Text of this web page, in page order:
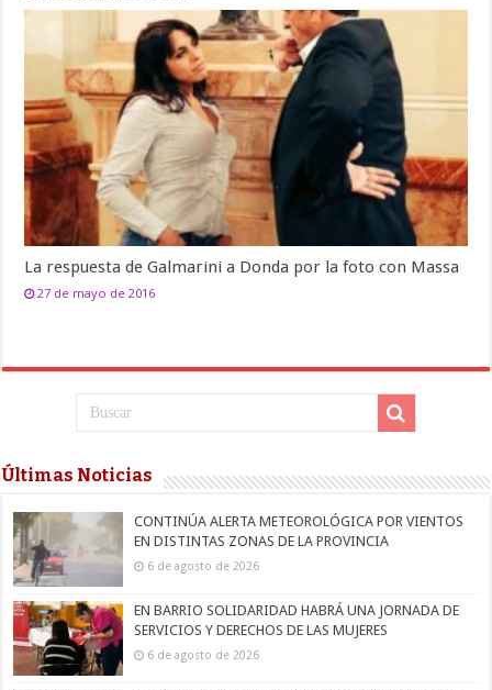
La respuesta de Galmarini a Donda por la foto con Massa
27 de mayo de 2016
Últimas Noticias
CONTINÚA ALERTA METEOROLÓGICA POR VIENTOS
EN DISTINTAS ZONAS DE LA PROVINCIA
6 de agosto de 2026
EN BARRIO SOLIDARIDAD HABRÁ UNA JORNADA DE
SERVICIOS Y DERECHOS DE LAS MUJERES
6 de agosto de 2026